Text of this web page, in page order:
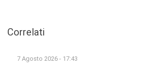
Correlati
7 Agosto 2026 - 17:43